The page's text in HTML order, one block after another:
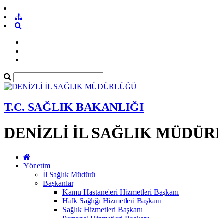
T.C. SAĞLIK BAKANLIĞI
DENİZLİ İL SAĞLIK
Yönetim
İl Sağlık Müdürü
Başkanlar
Kamu Hastaneleri Hizmetleri Başkanı
Halk Sağlığı Hizmetleri Başkanı
Sağlık Hizmetleri Başkanı